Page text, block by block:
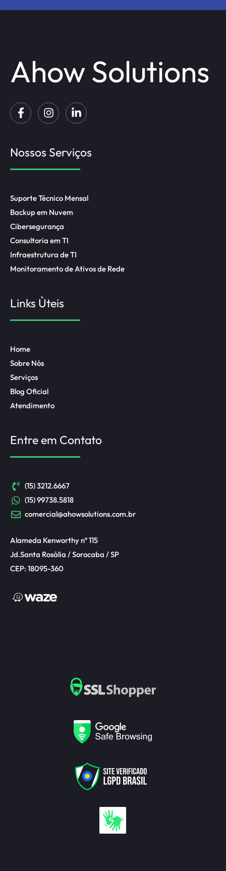
Ahow Solutions
Nossos Serviços
Suporte Técnico Mensal
Backup em Nuvem
Cibersegurança
Consultoria em TI
Infraestrutura de TI
Monitoramento de Ativos de Rede
Links Ùteis
Home
Sobre Nós
Serviços
Blog Oficial
Atendimento
Entre em Contato
(15) 3212.6667
(15) 99738.5818
comercial@ahowsolutions.com.br
Alameda Kenworthy nº 115
Jd.Santa Rosália / Sorocaba / SP
CEP: 18095-360